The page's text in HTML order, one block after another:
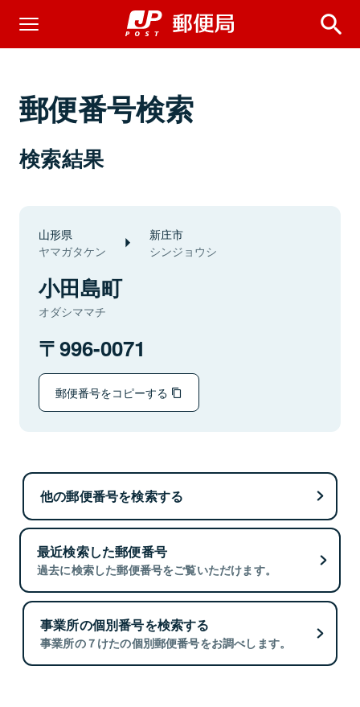
郵便番号検索
検索結果
山形県
ヤマガタケン
新庄市
シンジョウシ
小田島町
オダシママチ
996-0071
郵便番号をコピーする
他の郵便番号を検索する
最近検索した郵便番号
過去に検索した郵便番号をご覧いただけます。
事業所の個別番号を検索する
事業所の７けたの個別郵便番号をお調べします。